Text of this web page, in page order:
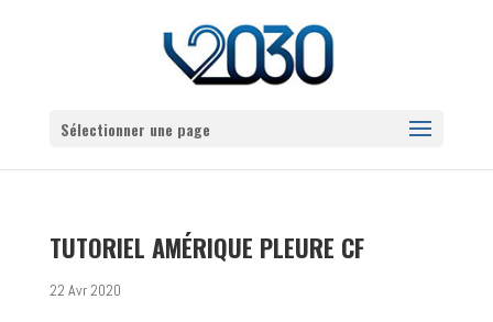
Sélectionner une page
TUTORIEL AMÉRIQUE PLEURE CF
22 Avr 2020